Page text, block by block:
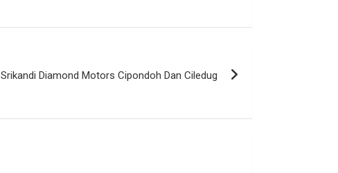
Srikandi Diamond Motors Cipondoh Dan Ciledug